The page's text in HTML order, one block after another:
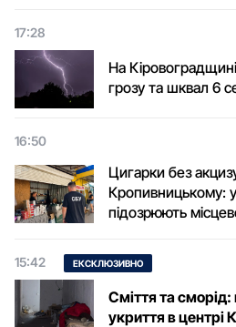
17:28
На
грозу та шквал 6
16:50
Цигарки без
Кропивницькому:
підозрюють
15:42 ЕКСКЛЮЗИВНО
Сміття та
укриття в центрі